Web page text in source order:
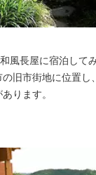
風長屋に宿泊して
旧市街地に位置し
ります。